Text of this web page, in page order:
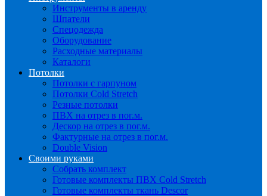
Инструменты в аренду
Шпатели
Спецодежда
Оборудование
Расходные материалы
Каталоги
Потолки
Потолки с гарпуном
Потолки Cold Stretch
Резные потолки
ПВХ на отрез в пог.м.
Дескор на отрез в пог.м.
Фактурные на отрез в пог.м.
Double Vision
Своими руками
Собрать комплект
Готовые комплекты ПВХ Cold Stretch
Готовые комплекты ткань Descor